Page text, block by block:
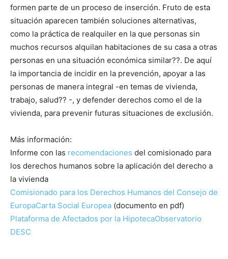
formen parte de un proceso de inserción. Fruto de esta
situación aparecen también soluciones alternativas,
como la práctica de realquiler en la que personas sin
muchos recursos alquilan habitaciones de su casa a otras
personas en una situación económica similar??. De aquí
la importancia de incidir en la prevención, apoyar a las
personas de manera integral -en temas de vivienda,
trabajo, salud?? -, y defender derechos como el de la
vivienda, para prevenir futuras situaciones de exclusión.
Más información:
Informe con las recomendaciones del comisionado para
los derechos humanos sobre la aplicación del derecho a
la vivienda
Comisionado para los Derechos Humanos del Consejo de
EuropaCarta Social Europea (documento en pdf)
Plataforma de Afectados por la HipotecaObservatorio
DESC